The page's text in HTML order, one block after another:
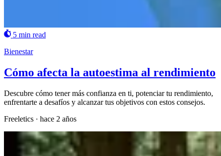
5 min read
Bienestar
Cómo afecta la autoestima al rendimiento
Descubre cómo tener más confianza en ti, potenciar tu rendimiento,
enfrentarte a desafíos y alcanzar tus objetivos con estos consejos.
Freeletics · hace 2 años